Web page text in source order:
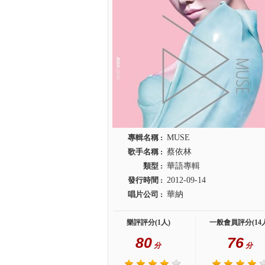
專輯名稱 : MUSE
歌手名稱 : 蔡依林
類型 : 華語專輯
發行時間 : 2012-09-14
唱片公司 : 華納
樂評評分(1人)
80 分
一般會員評分(14
76 分